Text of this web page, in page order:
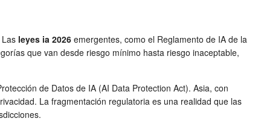
leyes ia 2026 emergentes, como el Reglamento de IA de la
que van desde riesgo mínimo hasta riesgo inaceptable,
de Datos de IA (AI Data Protection Act). Asia, con
La fragmentación regulatoria es una realidad que las